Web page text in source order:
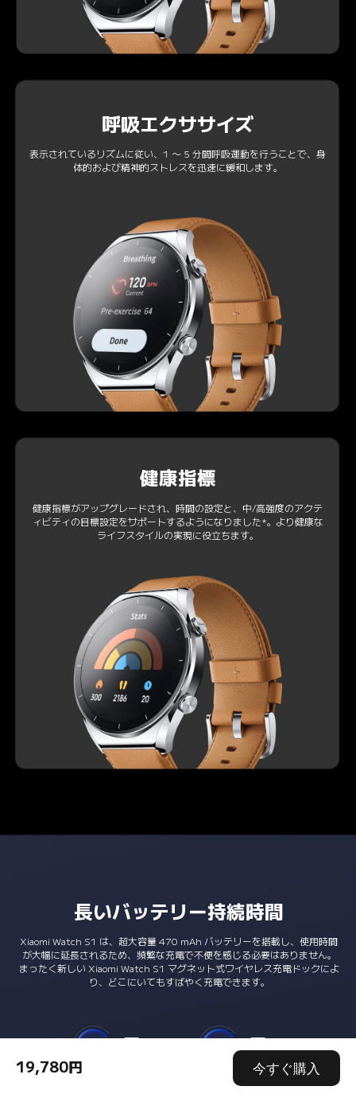
19,780円 今すぐ購入
呼吸エクササイズ
表示されているリズムに従い、1 ～ 5 分間呼吸運動を行うことで、身
体的および精神的ストレスを迅速に緩和します。
健康指標
健康指標がアップグレードされ、時間の設定と、中/高強度のアクテ
ィビティの目標設定をサポートするようになりました*。より健康な
ライフスタイルの実現に役立ちます。
長いバッテリー持続時間
Xiaomi Watch S1 は、超大容量 470 mAh バッテリーを搭載し、使用時間
が大幅に延長されるため、頻繁な充電で不便を感じる必要はありません。
まったく新しい Xiaomi Watch S1 マグネット式ワイヤレス充電ドックによ
り、どこにいてもすばやく充電できます。
24 日
省電力モード*